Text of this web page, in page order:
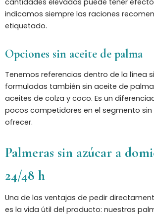
indicamos siempre las raciones
etiquetado.
Opciones sin aceite de palma
Tenemos referencias dentro de la línea
formuladas también sin aceite de
aceites de colza y coco. Es un
pocos competidores en el segmento sin
ofrecer.
Palmeras sin azúcar a
24/48 h
Una de las ventajas de pedir
es la vida útil del producto: nuestras